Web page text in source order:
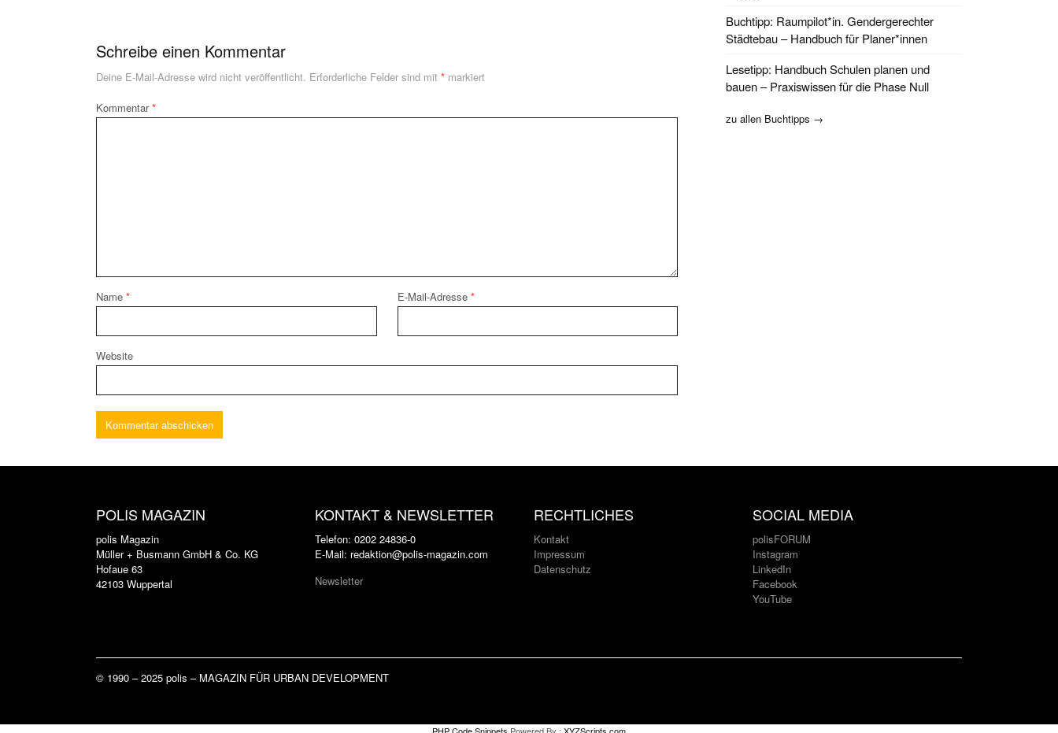
Schreibe einen Kommentar
Deine E-Mail-Adresse wird nicht veröffentlicht. Erforderliche Felder sind mit * markiert
Kommentar*
Name * E-Mail-Adresse *
Website
Buchtipp: Raumpilot*in. Gendergerechter
Städtebau – Handbuch für Planer*innen
Lesetipp: Handbuch Schulen planen und
bauen – Praxiswissen für die Phase Null
zu allen Buchtipps →
POLIS MAGAZIN
polis Magazin
Müller + Busmann GmbH & Co. KG
Hofaue 63
42103 Wuppertal
KONTAKT & NEWSLETTER
Telefon: 0202 24836-0
E-Mail: redaktion@polis-magazin.com
Newsletter
RECHTLICHES
Kontakt
Impressum
Datenschutz
SOCIAL MEDIA
polisFORUM
Instagram
LinkedIn
Facebook
YouTube
© 1990 – 2025 polis – MAGAZIN FÜR URBAN DEVELOPMENT